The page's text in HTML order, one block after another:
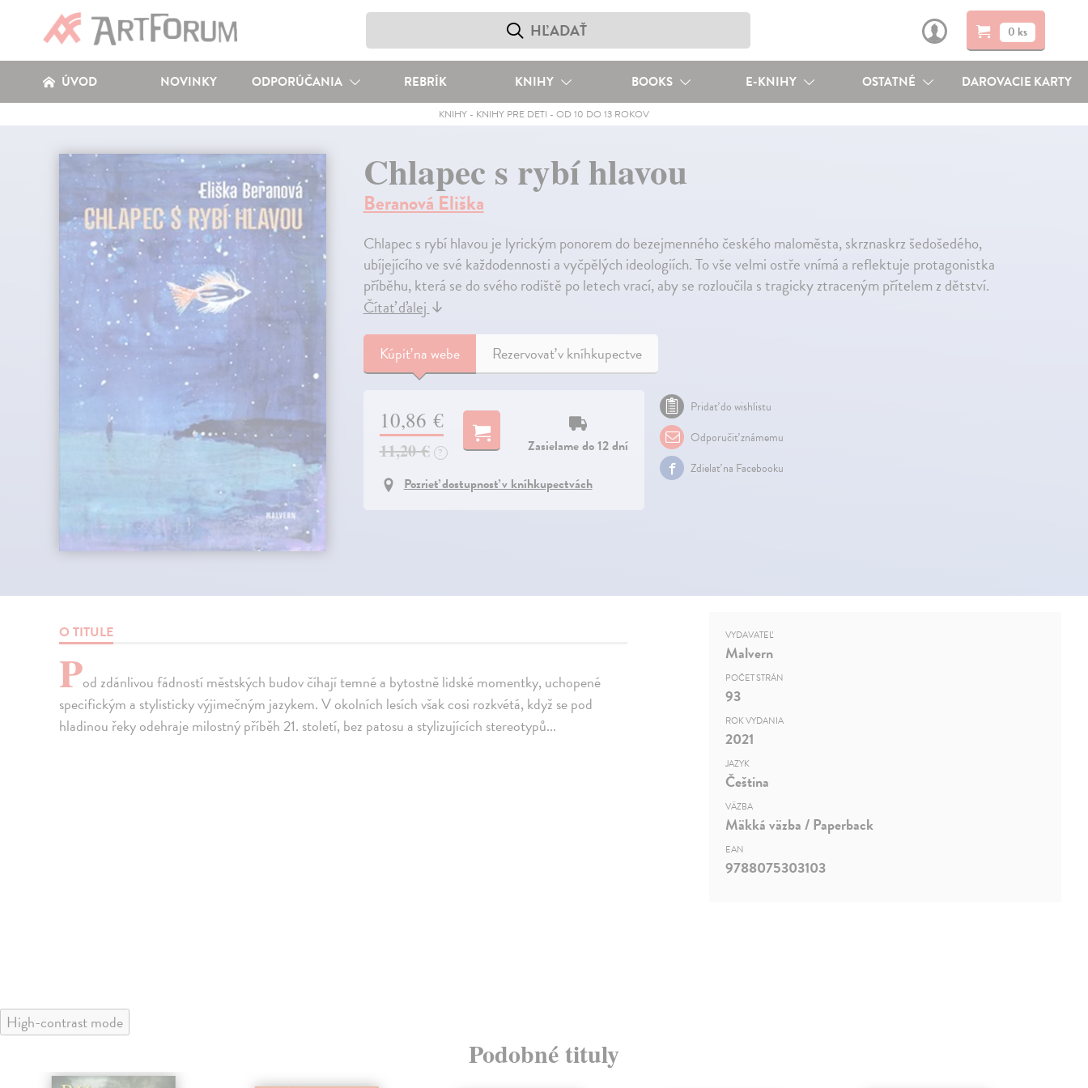
0 ks
ÚVOD NOVINKY ODPORÚČANIA REBRÍK KNIHY BOOKS E-KNIHY OSTATNÉ DAROVACIE KARTY
KNIHY- KNIHY PRE DETI - OD 10 DO 13 ROKOV
Chlapec s rybí hlavou
Beranová Eliška
Chlapec s rybí hlavou je lyrickým ponorem do bezejmenného českého maloměsta, skrznaskrz šedošedého,
ubíjejícího ve své každodennosti a vyčpělých ideologiích. To vše velmi ostře vnímá a reflektuje protagonistka
příběhu, která se do svého rodiště po letech vrací, aby se rozloučila s tragicky ztraceným přítelem z dětství.
Čítať ďalej↓
Kúpiťna webe Rezervovať v kníhkupectve
10,86 €
11,20 € ?
Zasielame do 12 dní
Pozrieť dostupnosť v kníhkupectvách
Pridať do wishlistu
Odporučiť známemu
Zdielať na Facebooku
O TITULE
Pod zdánlivou fádností městských budov číhají temné a bytostně lidské momentky, uchopené
specifickým a stylisticky výjimečným jazykem. V okolních lesích však cosi rozkvétá, když se pod
hladinou řeky odehraje milostný příběh 21. století, bez patosu a stylizujících stereotypů...
VYDAVATEĽ
Malvern
POČET STRÁN
93
ROK VYDANIA
2021
JAZYK
Čeština
VÄZBA
Mäkká väzba / Paperback
EAN
9788075303103
High-contrast mode
Podobné tituly